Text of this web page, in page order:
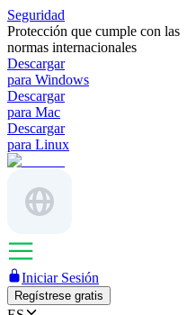
Seguridad
Protección que cumple con las
normas internacionales
Descargar
para Windows
Descargar
para Mac
Descargar
para Linux
Iniciar Sesión
Regístrese gratis